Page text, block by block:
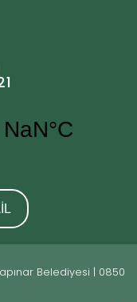
Belediyesi | 0850